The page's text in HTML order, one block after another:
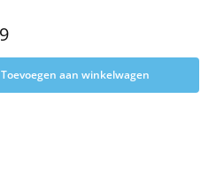
Toevoegen aan winkelwagen